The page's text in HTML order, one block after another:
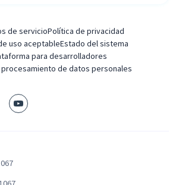
de servicioPolítica de privacidad
uso aceptableEstado del sistema
para desarrolladores
procesamiento de datos personales